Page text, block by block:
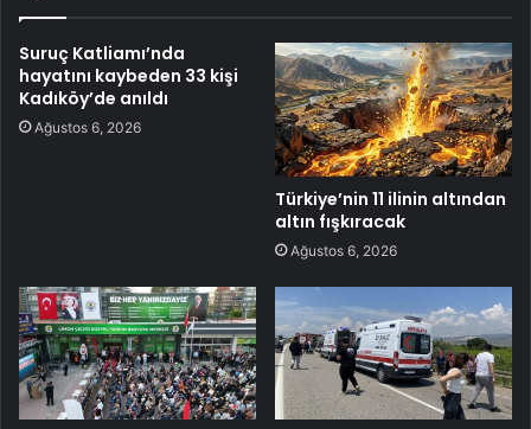
Suruç Katliamı’nda
hayatını kaybeden 33 kişi
Kadıköy’de anıldı
Ağustos 6, 2026
Türkiye’nin 11 ilinin altından
altın fışkıracak
Ağustos 6, 2026